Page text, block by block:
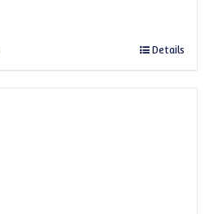
Dieses Produkt weist mehrere Varianten
Details